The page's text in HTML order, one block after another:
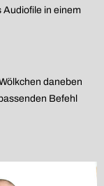
Audiofile in einem
ölkchen daneben
Befehl